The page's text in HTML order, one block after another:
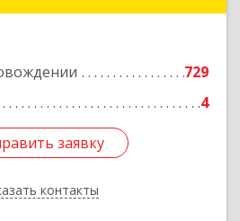
729
4
заявку
контакты
заявку
Назад